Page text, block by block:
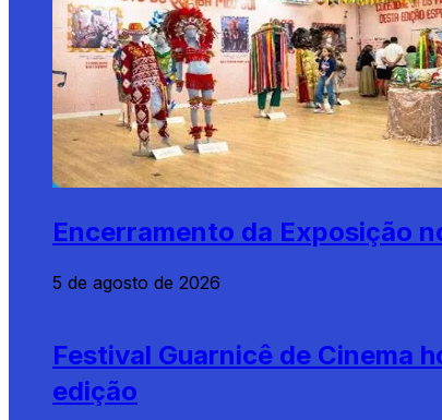
Encerramento da Exposição
5 de agosto de 2026
Festival Guarnicê de Cinema
edição